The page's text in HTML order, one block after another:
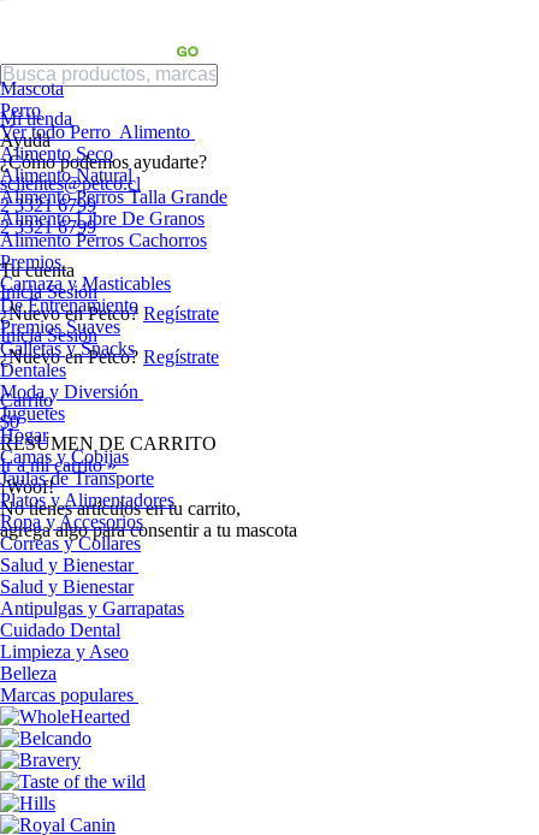
Mi tienda
Ayuda
¿Cómo podemos ayudarte?
sclientes@petco.cl
2 3321 6799
2 3321 6799
Tu cuenta
Inicia Sesión
¿Nuevo en Petco? Regístrate
Inicia Sesión
¿Nuevo en Petco? Regístrate
Carrito
$0
RESUMEN DE CARRITO
Ir a mi carrito »
¡Woof!
No tíenes artículos en tu carrito,
agrega algo para consentir a tu mascota
Mascota
Perro
Ver todo Perro Alimento
Alimento Seco
Alimento Natural
Alimento Perros Talla Grande
Alimento Libre De Granos
Alimento Perros Cachorros
Premios
Carnaza y Masticables
De Entrenamiento
Premios Suaves
Galletas y Snacks
Dentales
Moda y Diversión
Juguetes
Hogar
Camas y Cobijas
Jaulas de Transporte
Platos y Alimentadores
Ropa y Accesorios
Correas y Collares
Salud y Bienestar
Salud y Bienestar
Antipulgas y Garrapatas
Cuidado Dental
Limpieza y Aseo
Belleza
Marcas populares